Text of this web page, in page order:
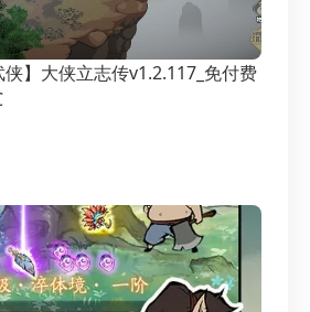
】大侠立志传v1.2.117_免付费